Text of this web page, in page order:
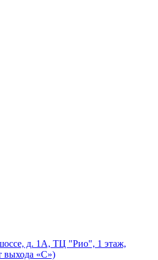
д. 1А, ТЦ "Рио", 1 этаж,
выхода «С»)